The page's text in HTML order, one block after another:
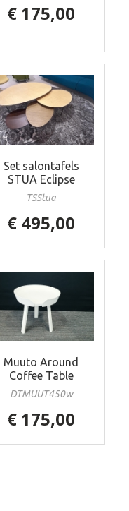
€ 175,00
Set salontafels
STUA Eclipse
TSStua
€ 495,00
Muuto Around
Coffee Table
DTMUUT450w
€ 175,00